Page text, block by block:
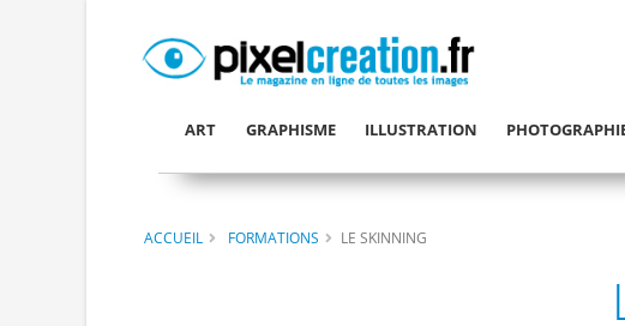
ART GRAPHISME ILLUSTRATION
ACCUEIL FORMATIONS LE SKINNING